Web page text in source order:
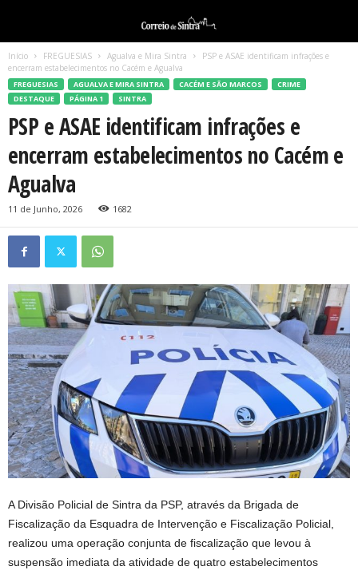
Início FREGUESIAS Agualva e Mira Sintra
PSP e ASAE identificam infrações e
encerram estabelecimentos no Cacém e Agualva
FREGUESIAS AGUALVA E MIRA SINTRA CACÉM E SÃO MARCOS
CRIME
DESTAQUE
PÁGINA 1 SINTRA
PSP e ASAE identificam infrações e
encerram estabelecimentos no Cacém e
Agualva
11 de Junho, 2026 1682
A Divisão Policial de Sintra da PSP, através da Brigada de
Fiscalização da Esquadra de Intervenção e Fiscalização Policial,
realizou uma operação conjunta de fiscalização que levou à
suspensão imediata da atividade de quatro estabelecimentos